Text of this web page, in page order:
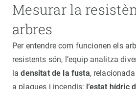
Mesurar la
arbres
Per entendre com funcionen els
resistents són, l’equip analitza
ladensitat de la fusta,
a plagues i incendis; l’estat hídric